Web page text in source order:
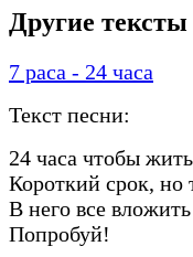
Другие
7 раса - 24 часа
Текст песни:
24 часа чтобы жить
Короткий срок, но
В него все вложить
Попробуй!